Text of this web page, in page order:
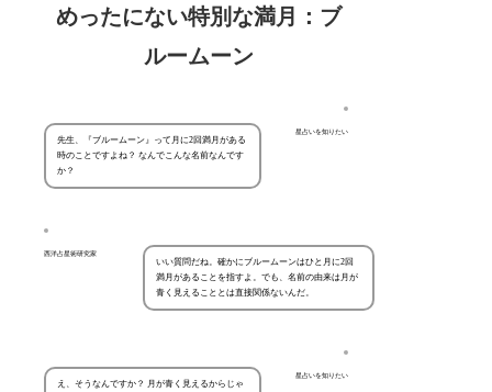
めったにない特別な満月：ブ
ルームーン
星占いを知りたい
先生、『ブルームーン』って月に2回満月がある
時のことですよね？ なんでこんな名前なんです
か？
西洋占星術研究家
いい質問だね。確かにブルームーンはひと月に2回
満月があることを指すよ。でも、名前の由来は月が
青く見えることとは直接関係ないんだ。
星占いを知りたい
え、そうなんですか？ 月が青く見えるからじゃ